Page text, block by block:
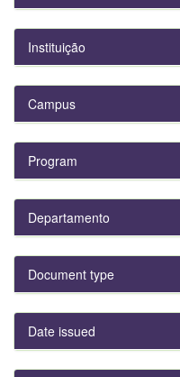
Instituição
Campus
Program
Departamento
Document type
Date issued